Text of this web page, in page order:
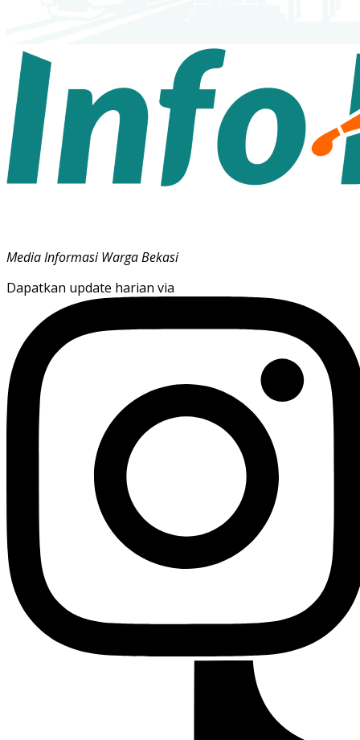
Media Informasi Warga Bekasi
Dapatkan update harian via